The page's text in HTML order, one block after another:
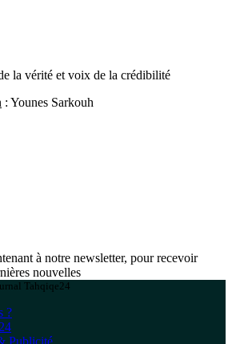
la vérité et voix de la crédibilité
: Younes Sarkouh
à notre newsletter, pour recevoir
nouvelles
Tahqiqe24
?
Publicité